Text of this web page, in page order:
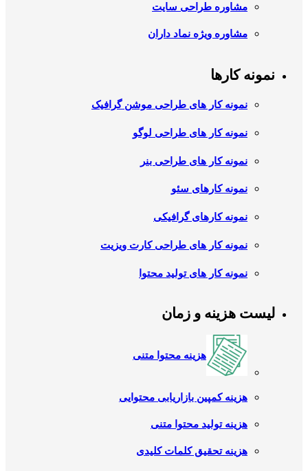
مشاوره طراحی سایت
مشاوره ویژه نماد داران
نمونه کارها
نمونه کار های طراحی موشن گرافیک
نمونه کار های طراحی لوگو
نمونه کار های طراحی بنر
نمونه کارهای سئو
نمونه کارهای گرافیکی
نمونه کار های طراحی کارت ویزیت
نمونه کار های تولید محتوا
لیست هزینه و زمان
هزینه محتوا متنی
هزینه کمپین بازاریابی محتوایی
هزینه تولید محتوا متنی
هزینه تحقیق کلمات کلیدی